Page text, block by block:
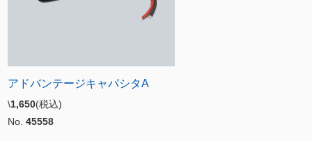
アドバンテージキャパシタA
\1,650(税込)
No. 45558